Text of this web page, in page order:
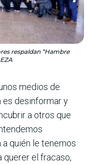
respaldan “Hambre
medios de
es desinformar y
a otros que
quién le tenemos
querer el fracaso,